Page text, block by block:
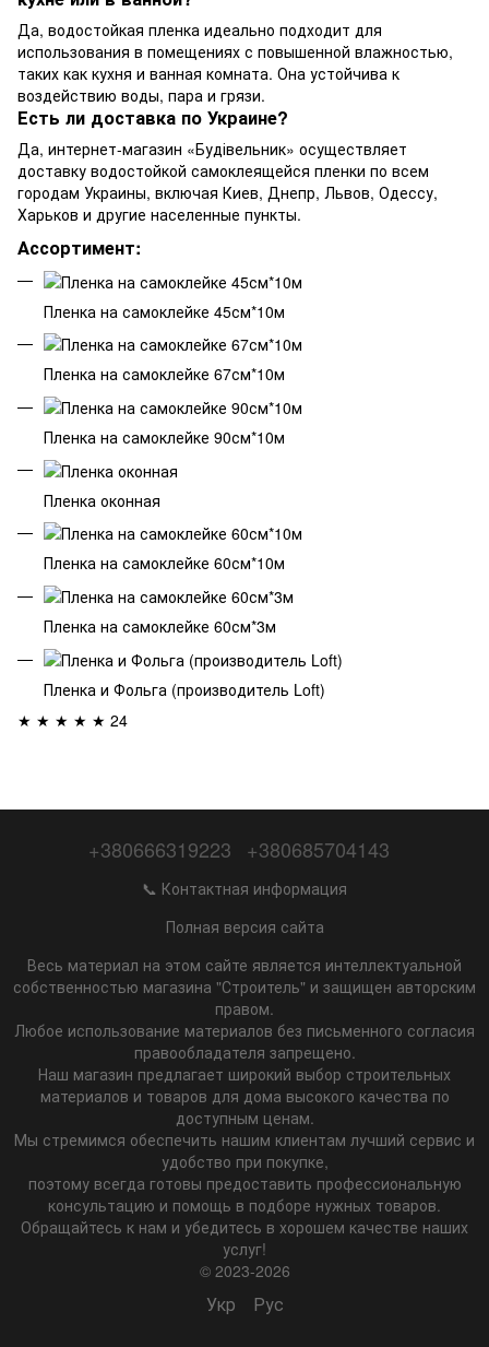
Да, водостойкая пленка идеально подходит для
использования в помещениях с повышенной влажностью,
таких как кухня и ванная комната. Она устойчива к
воздействию воды, пара и грязи.
Есть ли доставка по Украине?
Да, интернет-магазин «Будівельник» осуществляет
доставку водостойкой самоклеящейся пленки по всем
городам Украины, включая Киев, Днепр, Львов, Одессу,
Харьков и другие населенные пункты.
Ассортимент:
Пленка на самоклейке 45см*10м
Пленка на самоклейке 67см*10м
Пленка на самоклейке 90см*10м
Пленка оконная
Пленка на самоклейке 60см*10м
Пленка на самоклейке 60см*3м
Пленка и Фольга (производитель Loft)
★ ★ ★ ★ ★ 24
+380666319223 +380685704143
📞 Контактная информация
Полная версия сайта
Весь материал на этом сайте является интеллектуальной
собственностью магазина "Строитель" и защищен авторским
правом.
Любое использование материалов без письменного согласия
правообладателя запрещено.
Наш магазин предлагает широкий выбор строительных
материалов и товаров для дома высокого качества по
доступным ценам.
Мы стремимся обеспечить нашим клиентам лучший сервис и
удобство при покупке,
поэтому всегда готовы предоставить профессиональную
консультацию и помощь в подборе нужных товаров.
Обращайтесь к нам и убедитесь в хорошем качестве наших
услуг!
© 2023-2026
Укр Рус